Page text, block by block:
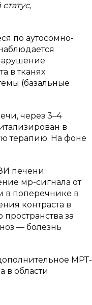
по аутосомно-
в тканях
(базальные
через 3–4
в
терапию. На фоне
печени:
мр-сигнала от
в поперечнике в
контраста в
за
— болезнь
МРТ-
в области